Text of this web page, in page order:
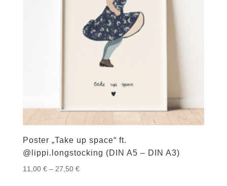
Poster „Take up space“ ft.
@lippi.longstocking (DIN A5 – DIN A3)
11,00 € – 27,50 €Preisspanne: